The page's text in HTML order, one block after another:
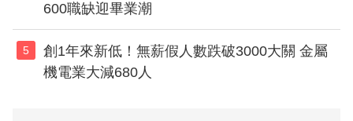
600職缺迎畢業潮
5
創1年來新低！無薪假人數跌破3000大關 金屬
機電業大減680人